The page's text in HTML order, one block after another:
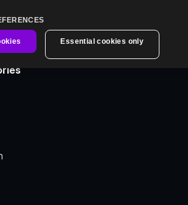
Essential cookies only